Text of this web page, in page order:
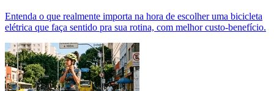
Entenda o que realmente importa na hora de escolher uma bicicleta
elétrica que faça sentido pra sua rotina, com melhor custo-benefício.